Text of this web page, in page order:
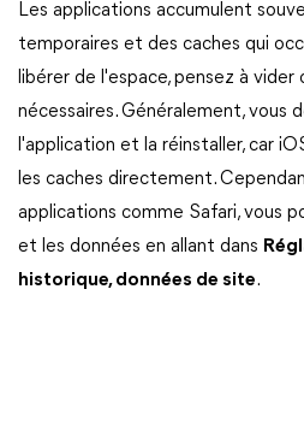
Les applications accumulent
temporaires et des caches qui
libérer de l'espace, pensez à vider
nécessaires. Généralement, vous
l'application et la réinstaller, car
les caches directement.
applications comme Safari, vous
et les données en allant dans
historique, données de site.